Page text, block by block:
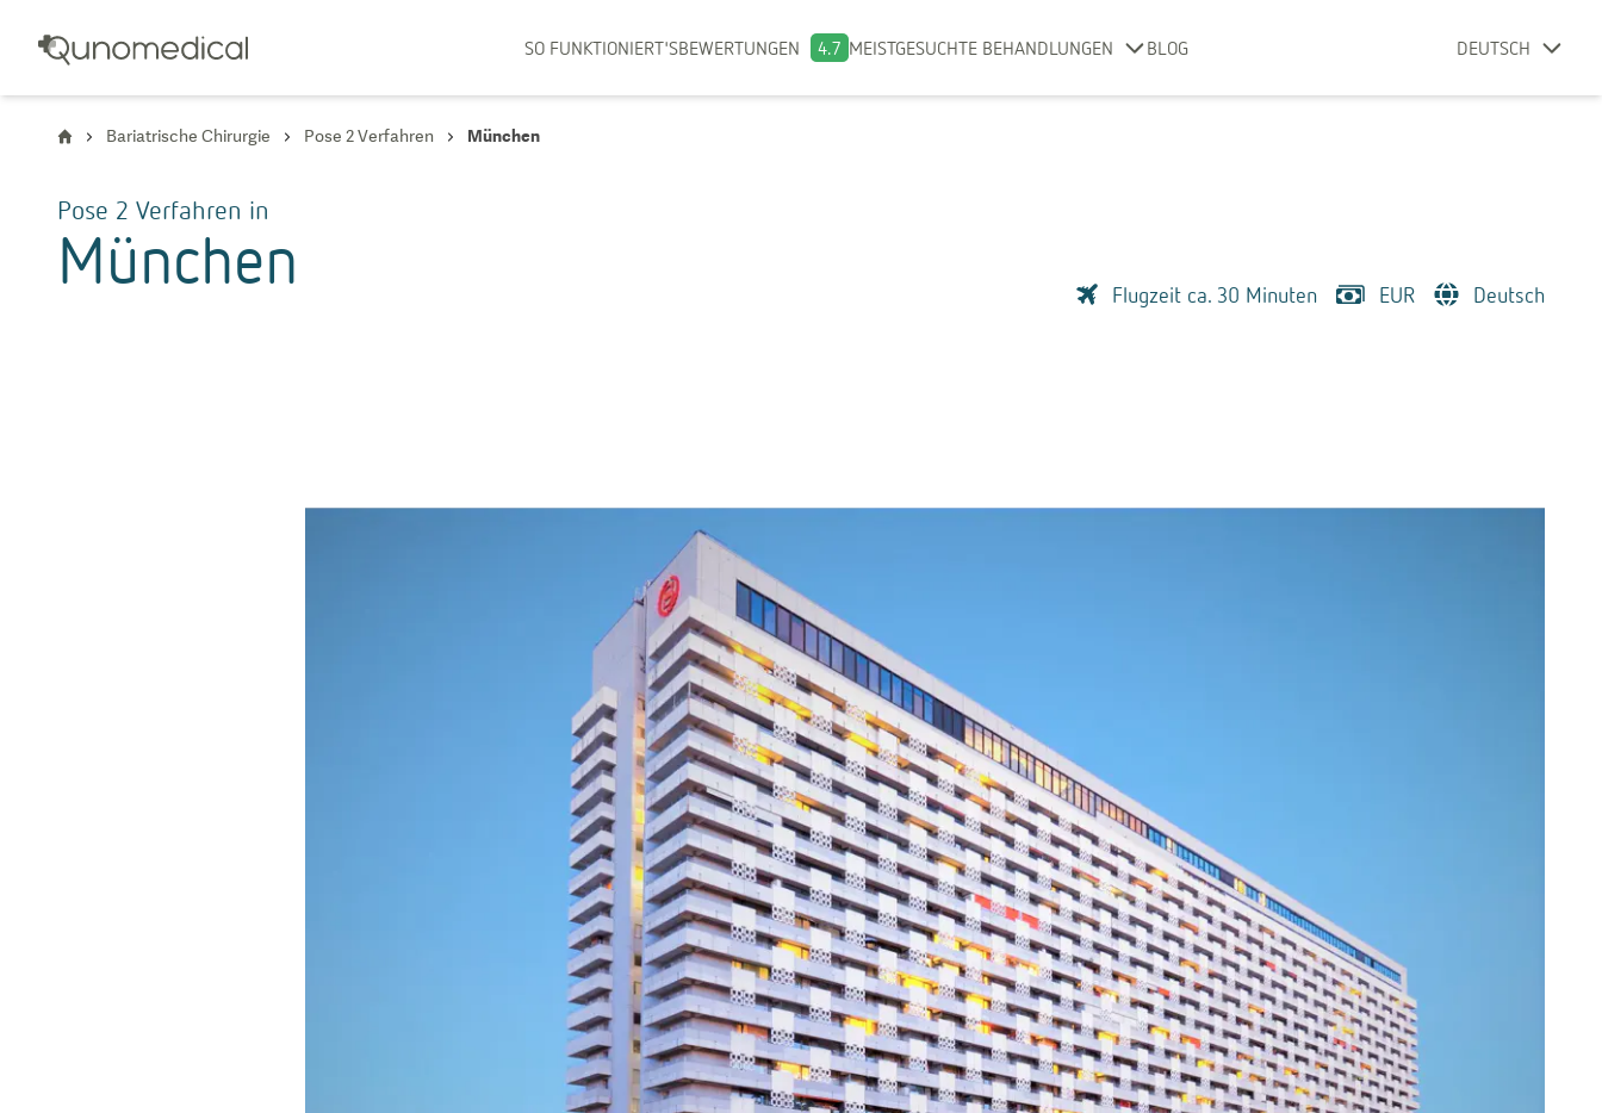
SO FUNKTIONIERT'SBEWERTUNGEN 4.7 MEISTGESUCHTE BEHANDLUNGEN BLOG DEUTSCH
Bariatrische Chirurgie Pose 2 Verfahren München
Pose 2 Verfahren in
München Flugzeit ca. 30 Minuten EUR Deutsch